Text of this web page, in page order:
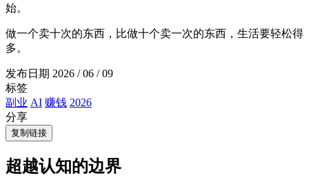
始。
做一个卖十次的东西，比做十个卖一次的东西，生活要轻松得
多。
发布日期 2026 / 06 / 09
标签
副业 AI 赚钱 2026
分享
复制链接
超越认知的边界